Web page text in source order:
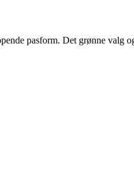
pasform. Det grønne valg